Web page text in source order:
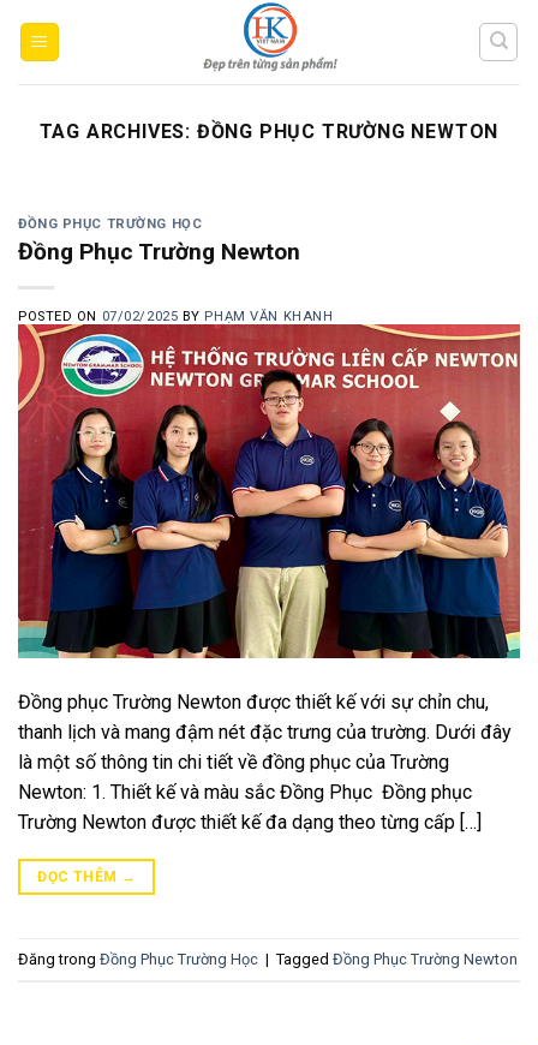
TAG ARCHIVES: ĐỒNG PHỤC TRƯỜNG NEWTON
ĐỒNG PHỤC TRƯỜNG HỌC
Đồng Phục Trường Newton
POSTED ON 07/02/2025 BY PHẠM VĂN KHANH
Đồng phục Trường Newton được thiết kế với sự chỉn chu,
thanh lịch và mang đậm nét đặc trưng của trường. Dưới đây
là một số thông tin chi tiết về đồng phục của Trường
Newton: 1. Thiết kế và màu sắc Đồng Phục Đồng phục
Trường Newton được thiết kế đa dạng theo từng cấp […]
ĐỌC THÊM →
Đăng trong Đồng Phục Trường Học | Tagged Đồng Phục Trường Newton